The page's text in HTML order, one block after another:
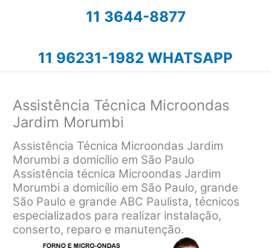
11 3644-8877
11 96231-1982 WHATSAPP
Assistência Técnica Microondas
Jardim Morumbi
Assistência Técnica Microondas Jardim
Morumbi a domicílio em São Paulo
Assistência técnica Microondas Jardim
Morumbi a domicílio em São Paulo, grande
São Paulo e grande ABC Paulista, técnicos
especializados para realizar instalação,
conserto, reparo e manutenção.